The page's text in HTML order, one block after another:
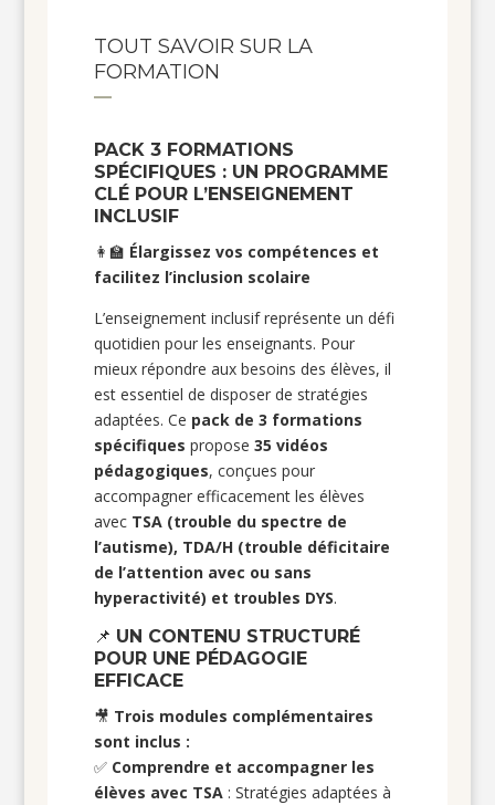
TOUT SAVOIR SUR LA
FORMATION
PACK 3 FORMATIONS
SPÉCIFIQUES : UN PROGRAMME
CLÉ POUR L’ENSEIGNEMENT
INCLUSIF
👩‍🏫 Élargissez vos compétences et
facilitez l’inclusion scolaire
L’enseignement inclusif représente un défi
quotidien pour les enseignants. Pour
mieux répondre aux besoins des élèves, il
est essentiel de disposer de stratégies
adaptées. Ce pack de 3 formations
spécifiques propose 35 vidéos
pédagogiques, conçues pour
accompagner efficacement les élèves
avec TSA (trouble du spectre de
l’autisme), TDA/H (trouble déficitaire
de l’attention avec ou sans
hyperactivité) et troubles DYS.
📌 UN CONTENU STRUCTURÉ
POUR UNE PÉDAGOGIE
EFFICACE
🎥 Trois modules complémentaires
sont inclus :
✅ Comprendre et accompagner les
élèves avec TSA: Stratégies adaptées à